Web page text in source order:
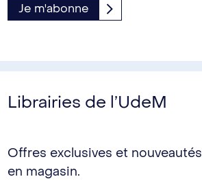
Je m'abonne
Librairies de l’UdeM
Offres exclusives et nouveautés
en magasin.